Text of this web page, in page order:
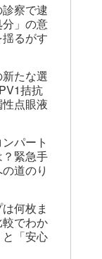
察で逮
」の意
るがす
たな選
拮抗
点眼液
パート
？緊急手
道のり
何枚ま
でわか
「安心